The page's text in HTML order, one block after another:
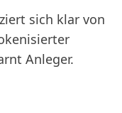
sich klar von
Anleger.